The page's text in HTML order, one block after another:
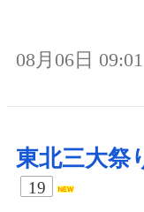
08月06日 09:01
東北三大祭
19